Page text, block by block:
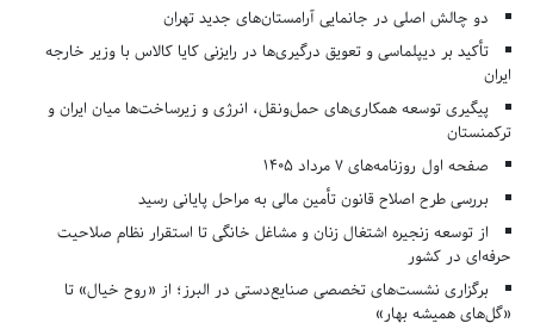
دو چالش اصلی در جانمایی آرامستان‌های جدید تهران
تأکید بر دیپلماسی و تعویق درگیری‌ها در رایزنی کایا کالاس با وزیر خارجه
ایران
پیگیری توسعه همکاری‌های حمل‌ونقل، انرژی و زیرساخت‌ها میان ایران و
ترکمنستان
صفحه اول روزنامه‌های 7 مرداد 1405
بررسی طرح اصلاح قانون تأمین مالی به مراحل پایانی رسید
از توسعه زنجیره اشتغال زنان و مشاغل خانگی تا استقرار نظام صلاحیت
حرفه‌ای در کشور
برگزاری نشست‌های تخصصی صنایع‌دستی در البرز؛ از «روح خیال» تا
«گل‌های همیشه بهار»